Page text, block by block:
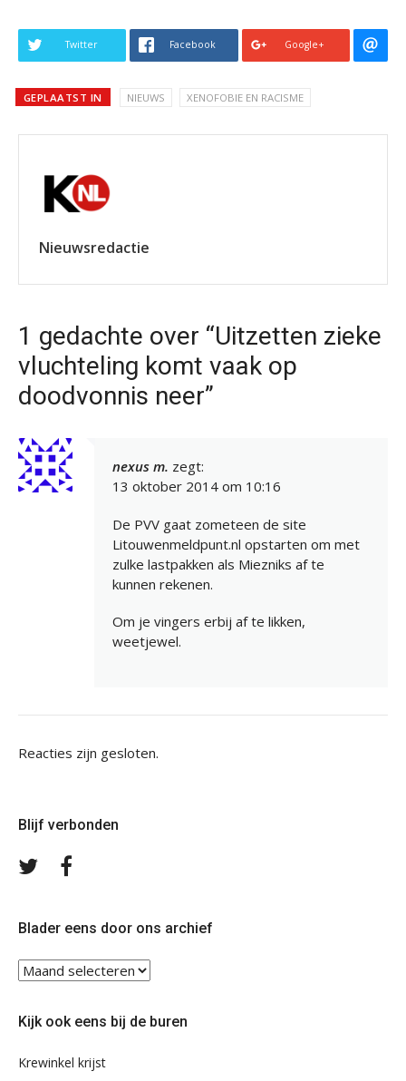
Twitter Facebook Google+
GEPLAATST IN NIEUWS XENOFOBIE EN RACISME
Nieuwsredactie
1 gedachte over “Uitzetten zieke
vluchteling komt vaak op
doodvonnis neer”
nexus m. zegt:
13 oktober 2014 om 10:16
De PVV gaat zometeen de site
Litouwenmeldpunt.nl opstarten om met
zulke lastpakken als Miezniks af te
kunnen rekenen.
Om je vingers erbij af te likken,
weetjewel.
Reacties zijn gesloten.
Blijf verbonden
Volg
Blader eens door ons archief
Blader
ons
Kijk ook eens bij de buren
Krewinkel krijst